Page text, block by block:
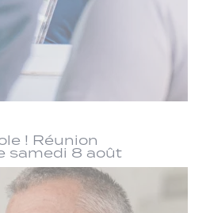
! Réunion
samedi 8 août